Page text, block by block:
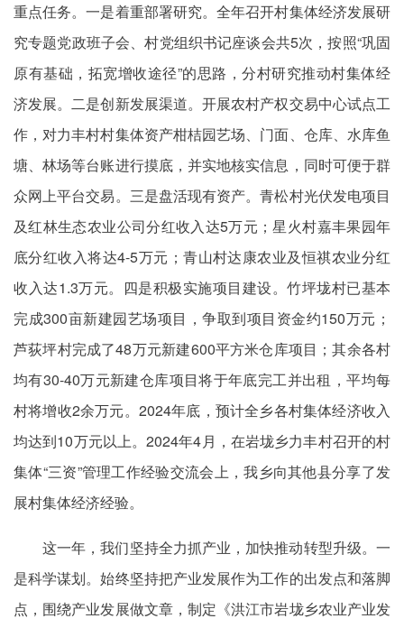
重点任务。一是着重部署研究。全年召开村集体经济发展研
究专题党政班子会、村党组织书记座谈会共5次，按照“巩固
原有基础，拓宽增收途径”的思路，分村研究推动村集体经
济发展。二是创新发展渠道。开展农村产权交易中心试点工
作，对力丰村村集体资产柑桔园艺场、门面、仓库、水库鱼
塘、林场等台账进行摸底，并实地核实信息，同时可便于群
众网上平台交易。三是盘活现有资产。青松村光伏发电项目
及红林生态农业公司分红收入达5万元；星火村嘉丰果园年
底分红收入将达4-5万元；青山村达康农业及恒祺农业分红
收入达1.3万元。四是积极实施项目建设。竹坪垅村已基本
完成300亩新建园艺场项目，争取到项目资金约150万元；
芦荻坪村完成了48万元新建600平方米仓库项目；其余各村
均有30-40万元新建仓库项目将于年底完工并出租，平均每
村将增收2余万元。2024年底，预计全乡各村集体经济收入
均达到10万元以上。2024年4月，在岩垅乡力丰村召开的村
集体“三资”管理工作经验交流会上，我乡向其他县分享了发
展村集体经济经验。
这一年，我们坚持全力抓产业，加快推动转型升级。一
是科学谋划。始终坚持把产业发展作为工作的出发点和落脚
点，围绕产业发展做文章，制定《洪江市岩垅乡农业产业发